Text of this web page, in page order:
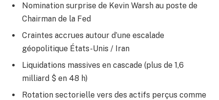
Nomination surprise de Kevin Warsh au poste de
Chairman de la Fed
Craintes accrues autour d’une escalade
géopolitique États-Unis / Iran
Liquidations massives en cascade (plus de 1,6
milliard $ en 48 h)
Rotation sectorielle vers des actifs perçus comme